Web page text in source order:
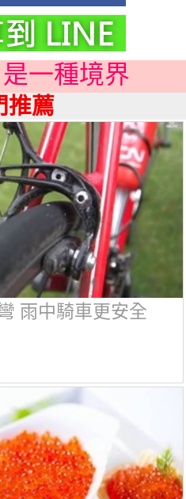
一種境界
推薦
雨中騎車更安全